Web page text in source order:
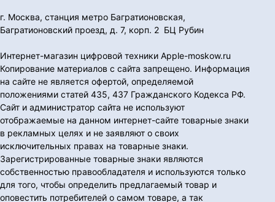
г. Москва, станция метро Багратионовская,
Багратионовский проезд, д. 7, корп. 2 БЦ Рубин
Интернет-магазин цифровой техники Apple-moskow.ru
Копирование материалов с сайта запрещено. Информация
на сайте не является офертой, определяемой
положениями статей 435, 437 Гражданского Кодекса РФ.
Сайт и администратор сайта не используют
отображаемые на данном интернет-сайте товарные знаки
в рекламных целях и не заявляют о своих
исключительных правах на товарные знаки.
Зарегистрированные товарные знаки являются
собственностью правообладателя и используются только
для того, чтобы определить предлагаемый товар и
оповестить потребителей о самом товаре, а так